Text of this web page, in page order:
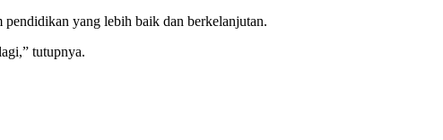
pendidikan yang lebih baik dan berkelanjutan.
tutupnya.